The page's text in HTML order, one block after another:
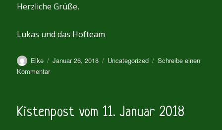
Herzliche Grüße,
Lukas und das Hofteam
Autor
Elke
Veröffentlicht
Januar 26, 2018 Kategorien
Uncategorized
Schreibe einen
Kommentarzu
Januar
2018
Kistenpost vom 11. Januar 2018